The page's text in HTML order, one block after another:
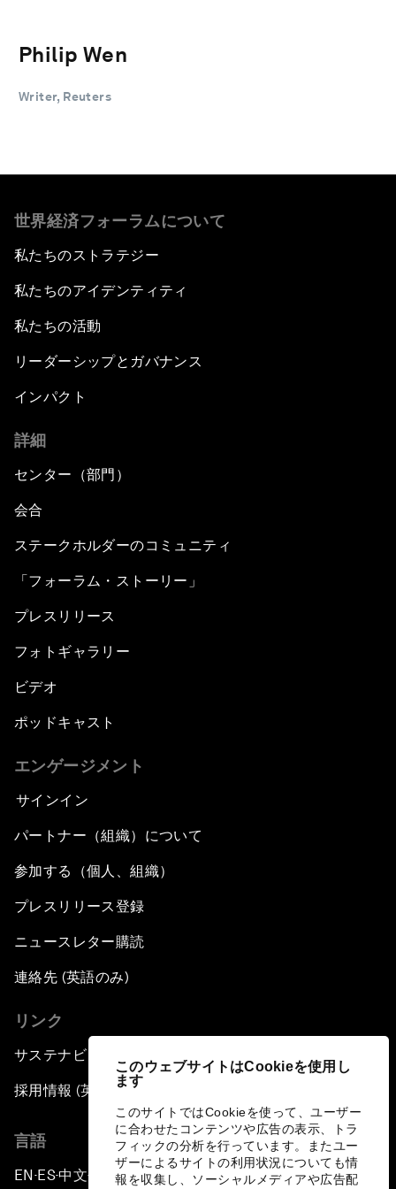
このウェブサイトはCookieを使用し
ます
このサイトではCookieを使って、ユーザー
に合わせたコンテンツや広告の表示、トラ
フィックの分析を行っています。またユー
ザーによるサイトの利用状況についても情
報を収集し、ソーシャルメディアや広告配
Philip Wen
Writer, Reuters
世界経済フォーラムについて
私たちのストラテジー
私たちのアイデンティティ
私たちの活動
リーダーシップとガバナンス
インパクト
詳細
センター（部門）
会合
ステークホルダーのコミュニティ
「フォーラム・ストーリー」
プレスリリース
フォトギャラリー
ビデオ
ポッドキャスト
エンゲージメント
サインイン
パートナー（組織）について
参加する（個人、組織）
プレスリリース登録
ニュースレター購読
連絡先 (英語のみ)
リンク
サステナビリティへの取り組み
採用情報 (英語のみ)
言語
EN ▪ES▪中文▪ 日本語